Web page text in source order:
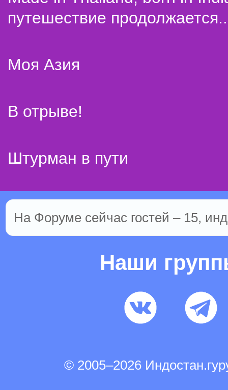
путешествие
Моя Азия
В отрыве!
Штурман в пути
На Форуме сейчас гостей – 15,
Наши
© 2005–2026